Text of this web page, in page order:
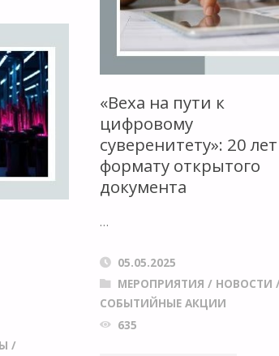
«Веха на пути к
цифровому
суверенитету»: 20 лет
формату открытого
документа
…
05.05.2025
МЕРОПРИЯТИЯ / НОВОСТИ
СОБЫТИЙНЫЕ АКЦИИ
635
/